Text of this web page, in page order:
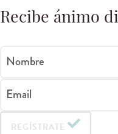
Recibe ánimo
Nombre
Email
REGÍSTRATE